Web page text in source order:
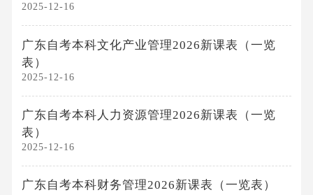
2025-12-16
广东自考本科文化产业管理2026新课表（一览
表）
2025-12-16
广东自考本科人力资源管理2026新课表（一览
表）
2025-12-16
广东自考本科财务管理2026新课表（一览表）